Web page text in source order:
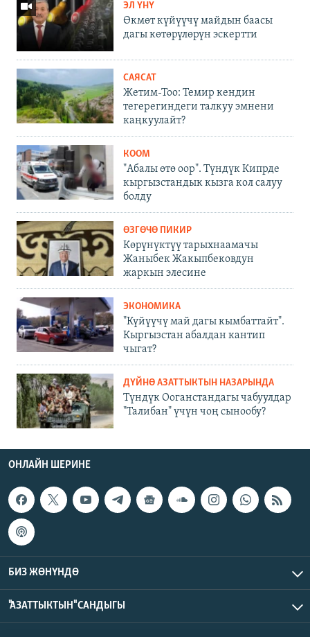
ЭЛ ҮНҮ
Өкмөт күйүүчү майдын баасы
дагы көтөрүлөрүн эскертти
САЯСАТ
Жетим-Тоо: Темир кендин
тегерегиндеги талкуу эмнени
каңкуулайт?
КООМ
"Абалы өтө оор". Түндүк Кипрде
кыргызстандык кызга кол салуу
болду
ӨЗГӨЧӨ ПИКИР
Көрүнүктүү тарыхнаамачы
Жаныбек Жакыпбековдун
жаркын элесине
ЭКОНОМИКА
"Күйүүчү май дагы кымбаттайт".
Кыргызстан абалдан кантип
чыгат?
ДҮЙНӨ АЗАТТЫКТЫН НАЗАРЫНДА
Түндүк Ооганстандагы чабуулдар
"Талибан" үчүн чоң сынообу?
ОНЛАЙН ШЕРИНЕ
БИЗ ЖӨНҮНДӨ
"АЗАТТЫКТЫН" САНДЫГЫ